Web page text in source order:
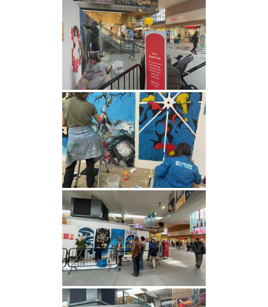
Som en bra konstskola värnar vi om kreativ
subjektivitet.
Ett eget konstnärlig språk ger kraftfulla verktyg att
själv påverka framtiden.
HITTA OSS
Göteborgs konstskola
Första Långgatan 10,
413 03 Göteborg, Sweden